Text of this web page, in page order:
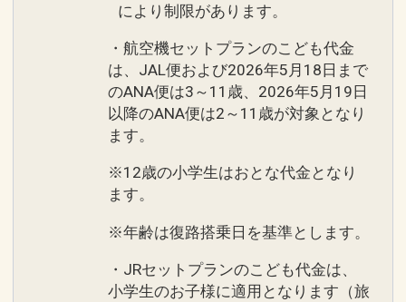
により制限があります。
・航空機セットプランのこども代金
は、JAL便および2026年5月18日まで
のANA便は3～11歳、2026年5月19日
以降のANA便は2～11歳が対象となり
ます。
※12歳の小学生はおとな代金となり
ます。
※年齢は復路搭乗日を基準とします。
・JRセットプランのこども代金は、
小学生のお子様に適用となります（旅